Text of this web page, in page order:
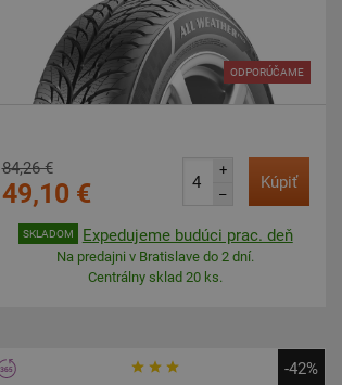
ODPORÚČAME
84,26 €
49,10 €
+
–
Kúpiť
SKLADOM Expedujeme budúci prac. deň
Na predajni v Bratislave do 2 dní.
Centrálny sklad 20 ks.
-42%